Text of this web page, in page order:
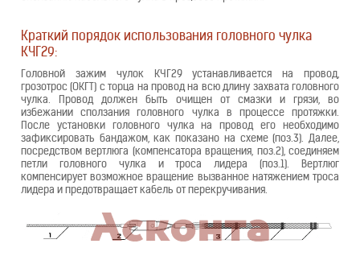
Краткий порядок использования головного чулка
КЧГ29:
Головной зажим чулок КЧГ29 устанавливается на провод,
грозотрос (ОКГТ) с торца на провод на всю длину захвата головного
чулка. Провод должен быть очищен от смазки и грязи, во
избежании сползания головного чулка в процессе протяжки.
После установки головного чулка на провод его необходимо
зафиксировать бандажом, как показано на схеме (поз.3). Далее,
посредством вертлюга (компенсатора вращения, поз.2), соединяем
петли головного чулка и троса лидера (поз.1). Вертлюг
компенсирует возможное вращение вызванное натяжением троса
лидера и предотвращает кабель от перекручивания.